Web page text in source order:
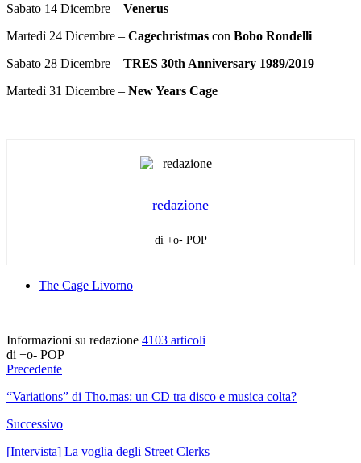
Sabato 14 Dicembre – Venerus
Martedì 24 Dicembre – Cagechristmas con Bobo Rondelli
Sabato 28 Dicembre – TRES 30th Anniversary 1989/2019
Martedì 31 Dicembre – New Years Cage
redazione
di +o- POP
The Cage Livorno
Informazioni su redazione 4103 articoli
di +o- POP
Precedente
“Variations” di Tho.mas: un CD tra disco e musica colta?
Successivo
[Intervista] La voglia degli Street Clerks